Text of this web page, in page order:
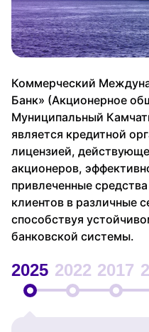
Коммерческий
Банк» (Акционерное
Муниципальный
является кредитной
лицензией,
акционеров,
привлеченные
клиентов в различные
способствуя
банковской системы.
2025 2022 2017